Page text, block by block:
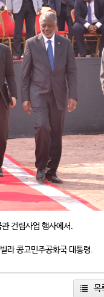
건립사업 행사에서.
라 콩고민주공화국 대통령.
목